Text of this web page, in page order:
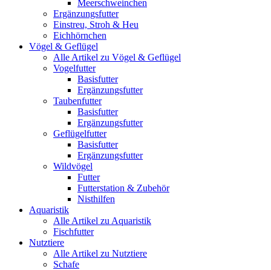
Meerschweinchen
Ergänzungsfutter
Einstreu, Stroh & Heu
Eichhörnchen
Vögel & Geflügel
Alle Artikel zu Vögel & Geflügel
Vogelfutter
Basisfutter
Ergänzungsfutter
Taubenfutter
Basisfutter
Ergänzungsfutter
Geflügelfutter
Basisfutter
Ergänzungsfutter
Wildvögel
Futter
Futterstation & Zubehör
Nisthilfen
Aquaristik
Alle Artikel zu Aquaristik
Fischfutter
Nutztiere
Alle Artikel zu Nutztiere
Schafe